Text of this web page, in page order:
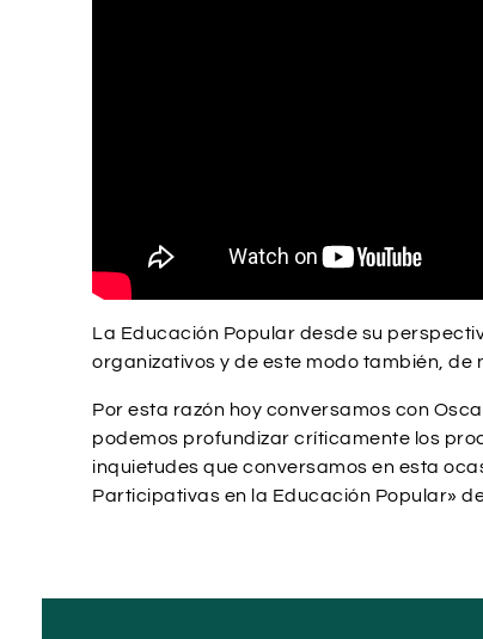
La Educación Popular desde su
organizativos y de este modo también,
Por esta razón hoy conversamos con
podemos profundizar críticamente los
inquietudes que conversamos en esta
Participativas en la Educación Popular»